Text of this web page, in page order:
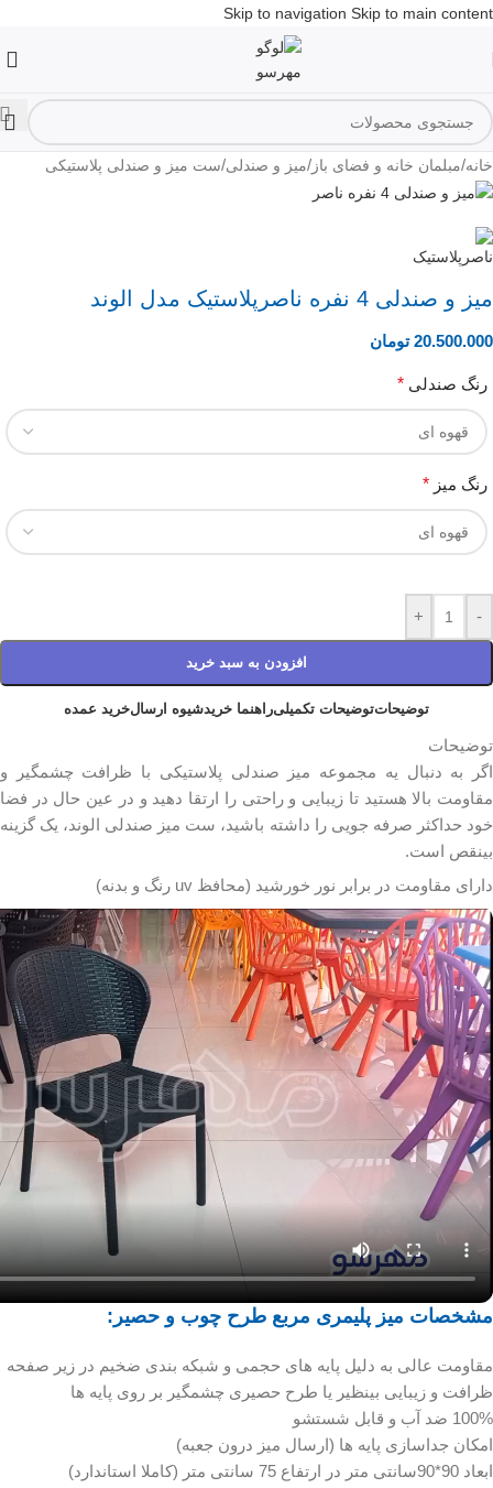
Skip to navigation Skip to main content
خانه/مبلمان خانه و فضای باز /میز و صندلی/ست میز و صندلی پلاستیکی
میز و صندلی 4 نفره ناصرپلاستیک مدل الوند
20.500.000 تومان
رنگ صندلی *
رنگ میز *
-
+
افزودن به سبد خرید
توضیحاتتوضیحات تکمیلیراهنما خریدشیوه ارسالخرید عمده
توضیحات
اگر به دنبال یه مجموعه میز صندلی پلاستیکی با ظرافت چشمگیر و
مقاومت بالا هستید تا زیبایی و راحتی را ارتقا دهید و در عین حال در فضا
خود حداکثر صرفه جویی را داشته باشید، ست میز صندلی الوند، یک گزینه
بینقص است.
دارای مقاومت در برابر نور خورشید (محافظ uv رنگ و بدنه)
مشخصات میز پلیمری مربع طرح چوب و حصیر:
مقاومت عالی به دلیل پایه های حجمی و شبکه بندی ضخیم در زیر صفحه
ظرافت و زیبایی بینظیر یا طرح حصیری چشمگیر بر روی پایه ها
100% ضد آب و قابل شستشو
امکان جداسازی پایه ها (ارسال میز درون جعبه)
ابعاد 90*90سانتی متر در ارتفاع 75 سانتی متر (کاملا استاندارد)